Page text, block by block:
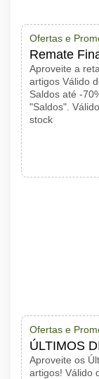
Ofertas e
Remate
Aproveite a
artigos Válido
Saldos até -
"Saldos".
stock
Ofertas e
ÚLTIMOS
Aproveite os
artigos! Válido